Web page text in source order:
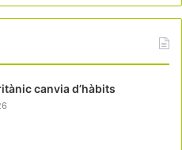
canvia d’hàbits